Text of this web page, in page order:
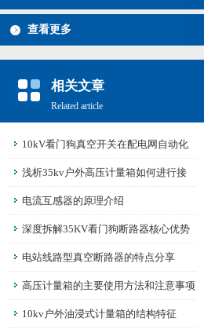
查看更多
相关文章
Related article
10kV看门狗真空开关在配电网自动化
中的应用
浅析35kv户外高压计量箱如何进行接
线 电流互感器的原理介绍
深度拆解35KV看门狗断路器核心优势
电站线路型真空断路器的特点分享
高压计量箱的主要使用方法和注意事项
10kv户外油浸式计量箱的结构特征